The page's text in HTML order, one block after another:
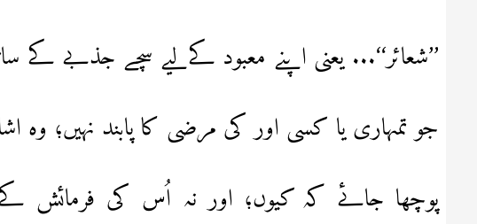
’’شعائر‘‘... یعنی اپنے معبود کےلیے سچے جذبے کے
جو تمہاری یا کسی اور کی مرضی کا پابند نہیں؛ وہ
پوچھا جائے کہ کیوں؛ اور نہ اُس کی فرمائش کے